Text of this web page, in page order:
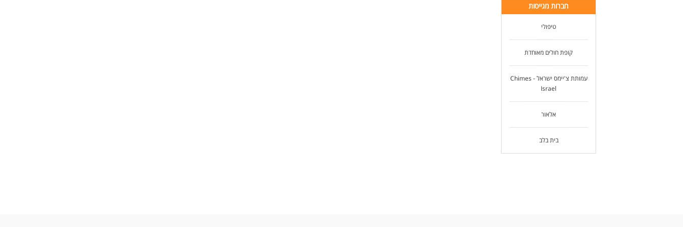
חברות מגייסות
טיפולי
קופת חולים מאוחדת
עמותת צ'יימס ישראל - Chimes
Israel
אלאור
בית בלב